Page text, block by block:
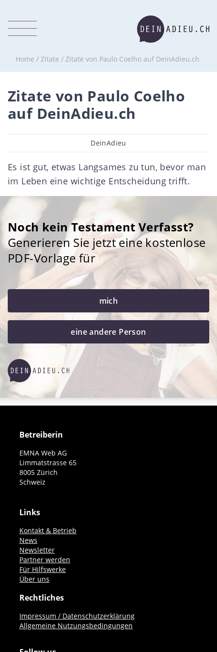
Home / Zitate / Zitate von Paulo Coelho auf DeinAdieu.ch
Zitate von Paulo Coelho
auf DeinAdieu.ch
Beitragsautor
DeinAdieu
Es ist gut, etwas Langsames zu tun, bevor man
im Leben eine wichtige Entscheidung trifft.
Noch kein Testament Verfasst?
Generieren Sie jetzt eine kostenlose
PDF-Vorlage für
mich
eine andere Person
Betreiberin
EMNA Web AG
Limmatstrasse 65
8005 Zürich
Schweiz
Links
Kontakt & Betrieb
News
Newsletter
Partner werden
Für Hilfswerke
Über uns
Rechtliches
Impressum / Datenschutzerklärung
Allgemeine Nutzungsbedingungen